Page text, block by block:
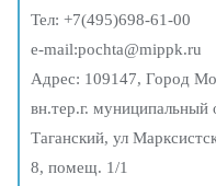
Тел: +7(495)698-61-00
e-mail:pochta@mippk.ru
Адрес: 109147, Город
вн.тер.г. муниципальный
Таганский, ул
8, помещ. 1/1